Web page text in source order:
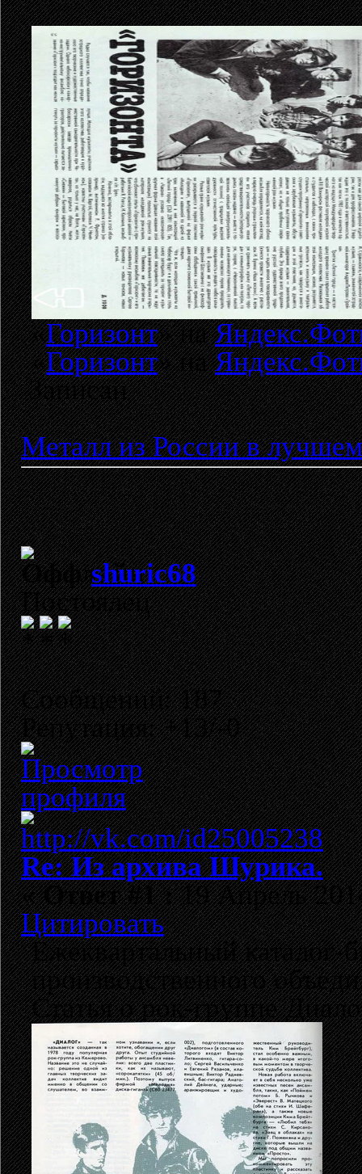
«Горизонт» на
«Горизонт» на
Записан
Металл из России в
shuric68
Постоялец
Сообщений: 187
Репутация: +13/-0
Re: Из архива Шурика.
«Ответ #1 :19 Апрель
Цитировать
Ежеквартальный
производственного
Статья о рок-группе